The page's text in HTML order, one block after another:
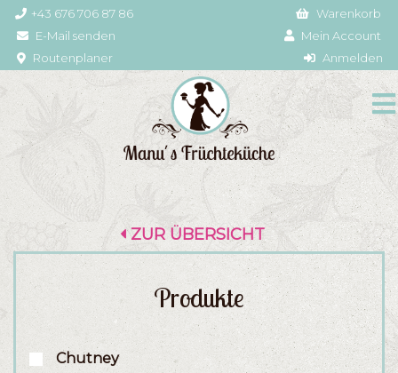
+43 676 706 87 86
E-Mail senden
Routenplaner
Warenkorb
Mein Account
Anmelden
ZUR ÜBERSICHT
Produkte
Chutney